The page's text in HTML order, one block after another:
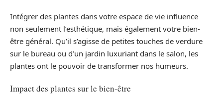
Intégrer des plantes dans votre espace de vie influence
non seulement l’esthétique, mais également votre bien-
être général. Qu’il s’agisse de petites touches de verdure
sur le bureau ou d’un jardin luxuriant dans le salon, les
plantes ont le pouvoir de transformer nos humeurs.
Impact des plantes sur le bien-être